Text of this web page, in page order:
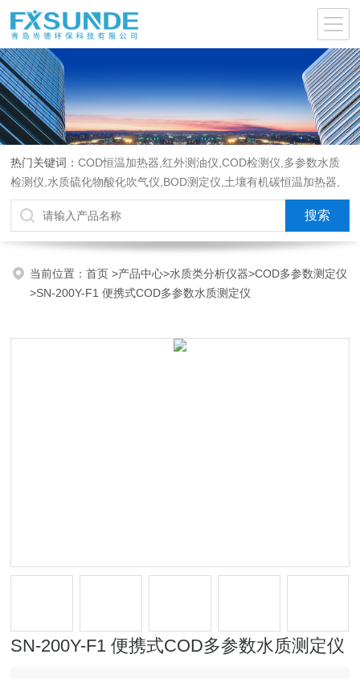
热门关键词：COD恒温加热器,红外测油仪,COD检测仪,多参数水质
检测仪,水质硫化物酸化吹气仪,BOD测定仪,土壤有机碳恒温加热器,
液液萃取器,COD消解回流仪,水质采样器
当前位置：首页>产品中心>水质类分析仪器>COD多参数测定仪
>SN-200Y-F1 便携式COD多参数水质测定仪
SN-200Y-F1 便携式COD多参数水质测定仪